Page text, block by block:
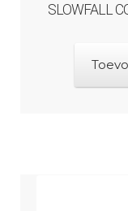
SLOWFALL